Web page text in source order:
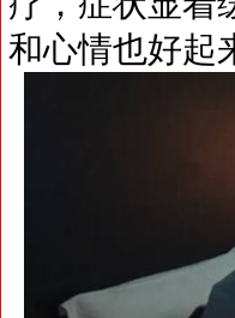
和心情也好起